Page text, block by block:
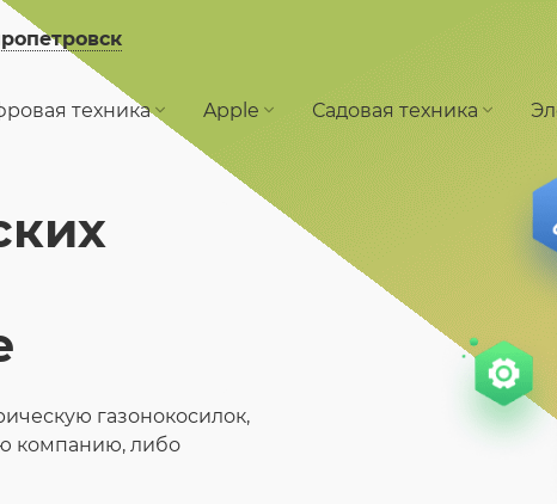
техника Apple Садовая техника
газонокосилок,
компанию, либо